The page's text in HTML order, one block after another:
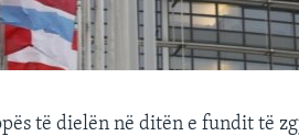
të dielën në ditën e fundit të